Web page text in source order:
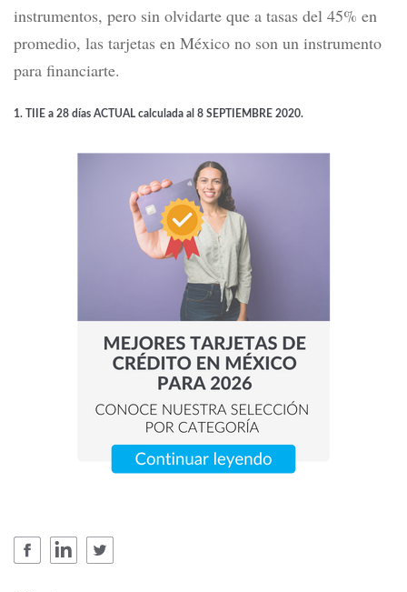
instrumentos, pero sin olvidarte que a tasas del 45% en
promedio, las tarjetas en México no son un instrumento
para financiarte.
1. TIIE a 28 días ACTUAL calculada al 8 SEPTIEMBRE 2020.